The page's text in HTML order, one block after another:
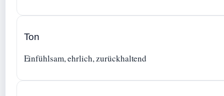
Ton
Einfühlsam, ehrlich, zurückhaltend